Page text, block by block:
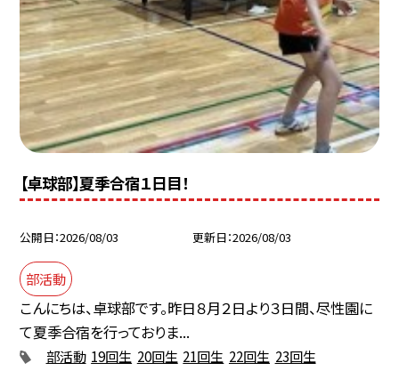
【卓球部】夏季合宿１日目！
公開日 2026/08/03 更新日 2026/08/03
部活動
こんにちは、卓球部です。昨日８月２日より３日間、尽性園に
て夏季合宿を行っておりま...
部活動 19回生 20回生 21回生 22回生 23回生